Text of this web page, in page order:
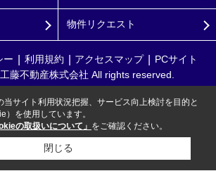
物件リクエスト
ー 利用規約 アクセスマップ
PCサイト
藤不動産株式会社 All rights reserved.
当サイト利用状況把握、サービス向上検討を目的と
）を使用しています。
の取扱いについて」 をご確認ください。
閉じる